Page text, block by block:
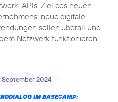
APIs. Ziel des neuen
neue digitale
sollen überall und
Netzwerk funktionieren.
September 2024
IM BASECAMP: